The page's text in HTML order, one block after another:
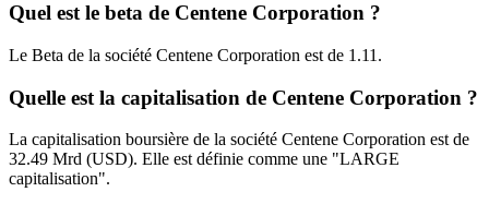
Quel est le beta de Centene Corporation ?
Le Beta de la société Centene Corporation est de 1.11.
Quelle est la capitalisation de Centene Corporation ?
La capitalisation boursière de la société Centene Corporation est de
32.49 Mrd (USD). Elle est définie comme une "LARGE
capitalisation".